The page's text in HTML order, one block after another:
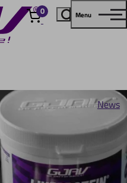
0
elementi
Menu
News